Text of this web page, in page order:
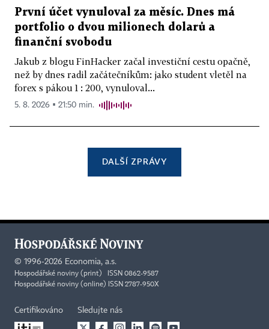
První účet vynuloval za měsíc. Dnes má
portfolio o dvou milionech dolarů a
finanční svobodu
Jakub z blogu FinHacker začal investiční cestu opačně,
než by dnes radil začátečníkům: jako student vletěl na
forex s pákou 1 : 200, vynuloval...
5. 8. 2026 ▪ 21:50 min.
DALŠÍ ZPRÁVY
© 1996-2026 Economia, a.s.
Hospodářské noviny (print) ISSN 0862-9587
Hospodářské noviny (online) ISSN 2787-950X
Certifikováno Sledujte nás